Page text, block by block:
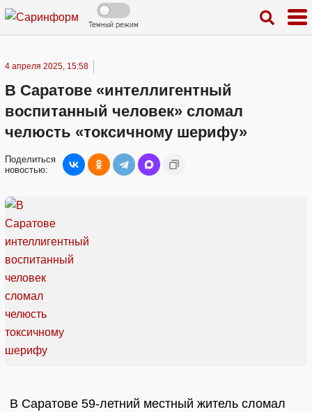
Темный режим
4 апреля 2025, 15:58
В Саратове «интеллигентный
воспитанный человек» сломал
челюсть «токсичному шерифу»
Поделиться
новостью:
В Саратове 59-летний местный житель сломал